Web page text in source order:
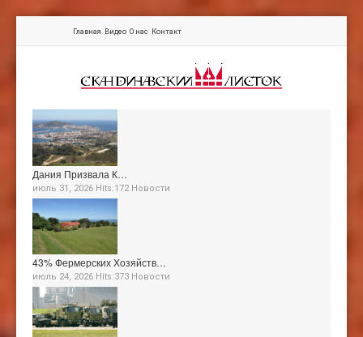
Главная Видео О нас Контакт
Дания Призвала К…
июль 31, 2026 Hits:172 Новости
43% Фермерских Хозяйств…
июль 24, 2026 Hits:373 Новости